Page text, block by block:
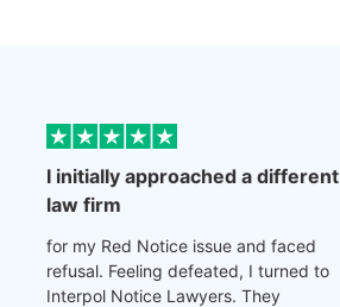
I initially approached a different
law firm
for my Red Notice issue and faced
refusal. Feeling defeated, I turned to
Interpol Notice Lawyers. They